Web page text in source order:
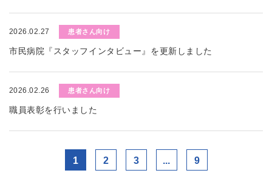
2026.02.27 患者さん向け
市民病院『スタッフインタビュー』を更新しました
2026.02.26 患者さん向け
職員表彰を行いました
1 2 3 ... 9